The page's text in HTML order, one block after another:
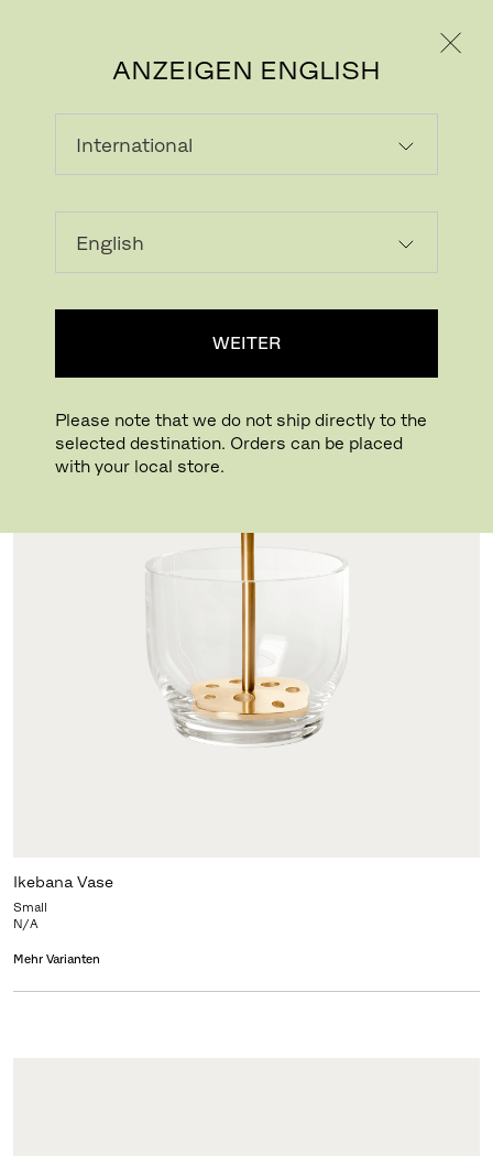
ANZEIGEN ENGLISH
WEITER
Please note that we do not ship directly to the
selected destination. Orders can be placed
with your local store.
SHOP I JAPAN
Discover 25 Curated Pieces -– Available to
Ikebana Vase
Small
N/A
Mehr Varianten